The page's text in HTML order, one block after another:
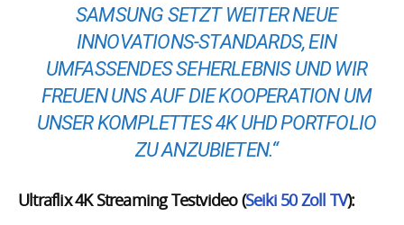
SAMSUNG SETZT WEITER NEUE
INNOVATIONS-STANDARDS, EIN
UMFASSENDES SEHERLEBNIS UND WIR
FREUEN UNS AUF DIE KOOPERATION UM
UNSER KOMPLETTES 4K UHD PORTFOLIO
ZU ANZUBIETEN.“
Ultraflix 4K Streaming Testvideo (Seiki 50 Zoll TV):